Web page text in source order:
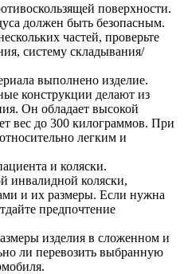
поверхности.
должен быть безопасным.
частей, проверьте
систему складывания/
выполнено изделие.
конструкции делают из
Он обладает высокой
вес до 300 килограммов. При
легким и
и коляски.
инвалидной коляски,
и их размеры. Если нужна
предпочтение
изделия в сложенном и
ли перевозить выбранную